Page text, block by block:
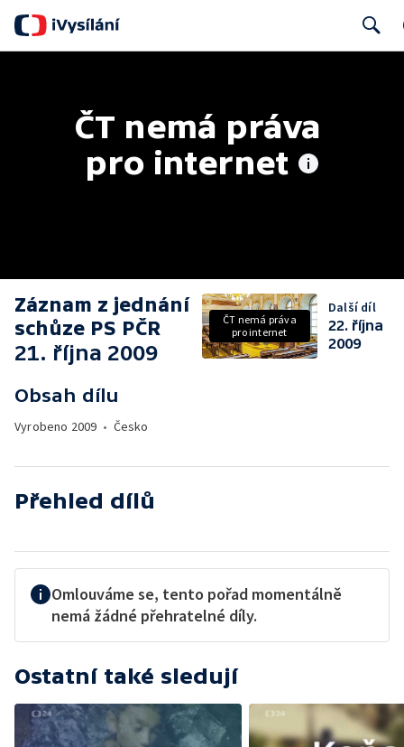
ČT nemá práva
pro internet
Záznam z jednání
schůze PS PČR
21. října 2009
Obsah dílu
Vyrobeno 2009 • Česko
ČT nemá práva
pro internet
Další díl
22. října
2009
Přehled dílů
Omlouváme se, tento pořad momentálně
nemá žádné přehratelné díly.
Ostatní také sledují